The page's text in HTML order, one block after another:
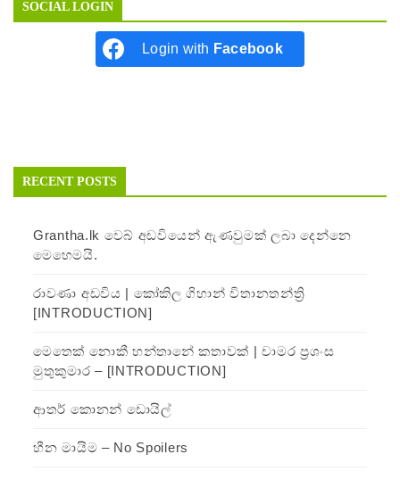
SOCIAL LOGIN
Login with Facebook
RECENT POSTS
Grantha.lk වෙබ් අඩවියෙන් ඇණවුමක් ලබා දෙන්නෙ
මෙහෙමයි.
රාවණා අඩවිය | කෝකිල ගිහාන් විතානතන්ත්‍රි
[INTRODUCTION]
මෙතෙක් නොකී හන්තානේ කතාවක් | චාමර ප්‍රශංස
මුතුකුමාර – [INTRODUCTION]
ආතර් කොනන් ඩොයිල්
හීන මායිම – No Spoilers